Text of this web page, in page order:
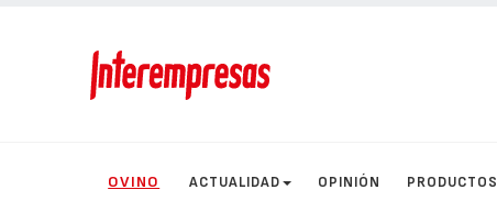
OVINO ACTUALIDAD OPINIÓN PRODUCTOS